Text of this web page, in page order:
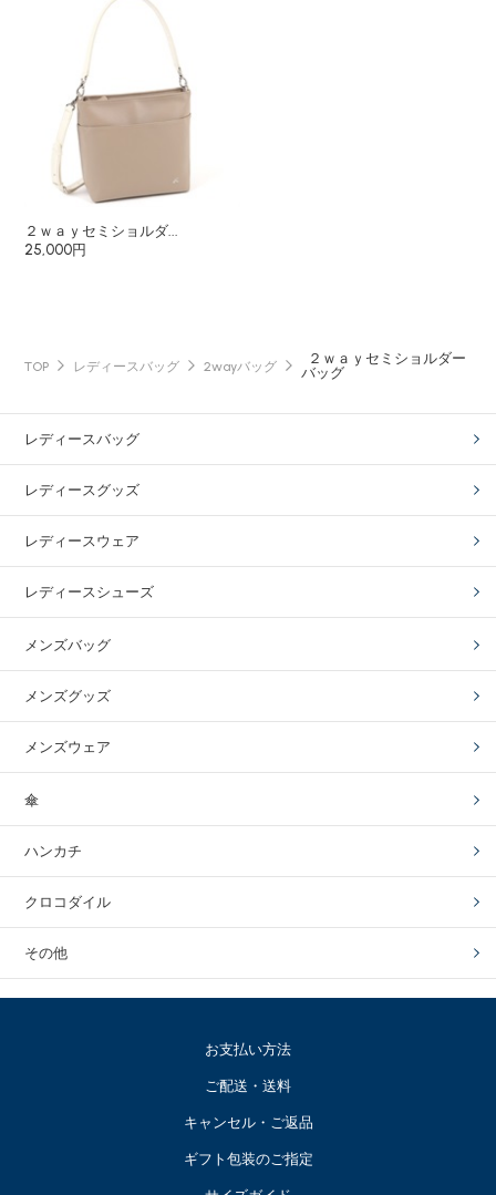
２ｗａｙセミショルダ...
25,000円
TOP レディースバッグ 2wayバッグ
２ｗａｙセミショルダー
バッグ
レディースバッグ
レディースグッズ
レディースウェア
レディースシューズ
メンズバッグ
メンズグッズ
メンズウェア
傘
ハンカチ
クロコダイル
その他
お支払い方法
ご配送・送料
キャンセル・ご返品
ギフト包装のご指定